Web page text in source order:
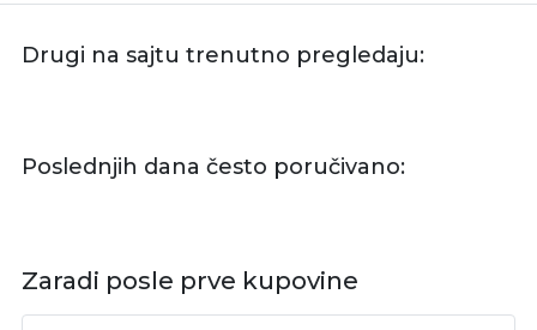
Drugi na sajtu trenutno pregledaju:
Poslednjih dana često poručivano:
Zaradi posle prve kupovine